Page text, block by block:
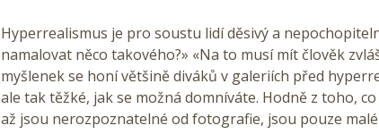
Hyperrealismus je pro soustu lidí děsivý a
namalovat něco takového?» «Na to musí mít člověk
myšlenek se honí většině diváků v galeriích před
ale tak těžké, jak se možná domníváte. Hodně z toho,
až jsou nerozpoznatelné od fotografie, jsou pouze